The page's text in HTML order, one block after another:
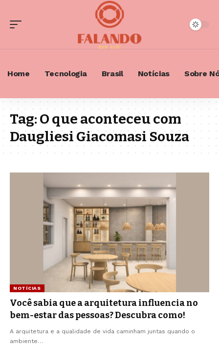
Home Tecnologia Brasil Notícias Sobre
Tag:O que aconteceu com
Daugliesi Giacomasi Souza
NOTÍCIAS
Você sabia que a arquitetura influencia no
bem-estar das pessoas? Descubra como!
A arquitetura e a qualidade de vida caminham juntas quando o
ambiente…